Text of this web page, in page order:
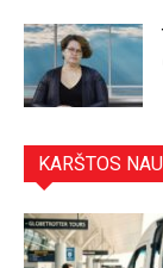
KARŠTOS